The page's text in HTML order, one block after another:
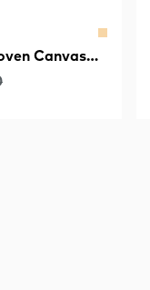
Canvas
Yucatan